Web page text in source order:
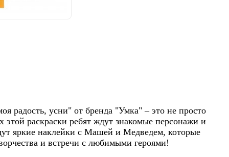
радость, усни" от бренда "Умка" – это не просто
раскраски ребят ждут знакомые персонажи и
яркие наклейки с Машей и Медведем, которые
и встречи с любимыми героями!